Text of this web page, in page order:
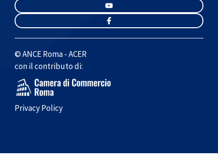
© ANCE Roma - ACER
con il contributo di:
Privacy Policy